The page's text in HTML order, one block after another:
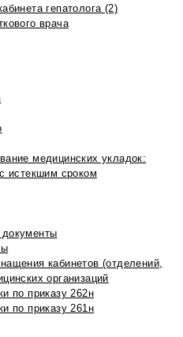
гепатолога (2)
врача
медицинских укладок:
истекшим сроком
кабинетов (отделений,
организаций
по приказу 262н
по приказу 261н